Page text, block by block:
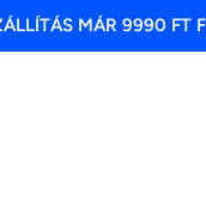
MÁR 9990 FT